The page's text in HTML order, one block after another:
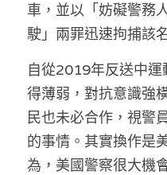
馮煒光專欄
KOL 精選
大衛sir專欄
曾子晴 - 晴深直說
關於我們
車，並以「妨礙警務
駛」兩罪迅速拘捕該
自從2019年反送中
得薄弱，對抗意識強
民也未必合作，視警
的事情。其實換作是
為，美國警察很大機